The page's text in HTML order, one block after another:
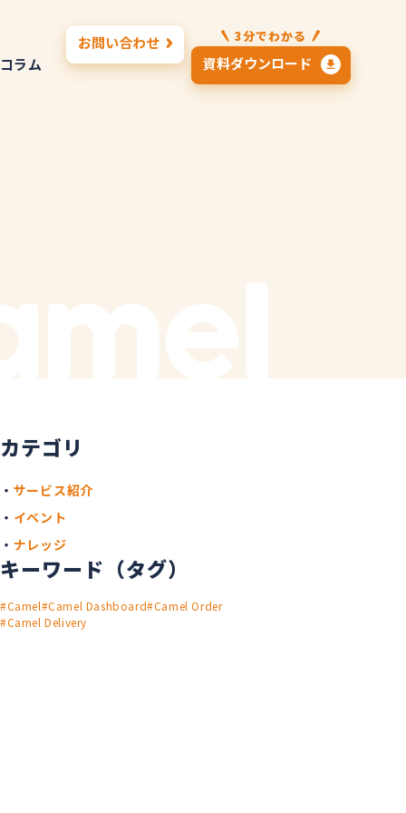
コラム
お問い合わせ 3分でわかる
資料ダウンロード
カテゴリ
サービス紹介
イベント
ナレッジ
キーワード（タグ）
Camel Camel Dashboard Camel Order
Camel Delivery